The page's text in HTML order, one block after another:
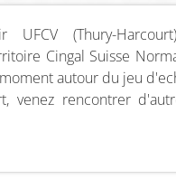
UFCV (Thury-
Cingal Suisse
autour du jeu
venez rencontrer